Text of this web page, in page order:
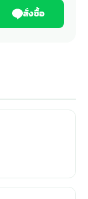
สั่งซื้อ